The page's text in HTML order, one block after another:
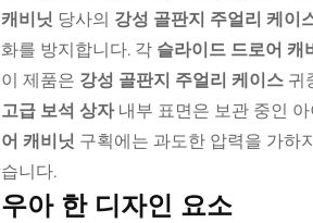
캐비닛 당사의 강성 골판지 주얼리 케이
화를 방지합니다. 각 슬라이드 드로어 캐
이 제품은 강성 골판지 주얼리 케이스 귀
고급 보석 상자 내부 표면은 보관 중인
어 캐비닛 구획에는 과도한 압력을 가하
습니다.
우아 한 디자인 요소